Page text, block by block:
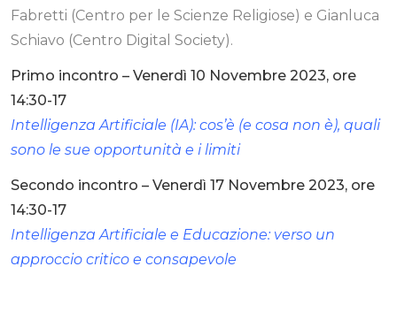
Fabretti (Centro per le Scienze Religiose) e Gianluca
Schiavo (Centro Digital Society).
Primo incontro – Venerdì 10 Novembre 2023, ore
14:30-17
Intelligenza Artificiale (IA): cos’è (e cosa non è), quali
sono le sue opportunità e i limiti
Secondo incontro – Venerdì 17 Novembre 2023, ore
14:30-17
Intelligenza Artificiale e Educazione: verso un
approccio critico e consapevole